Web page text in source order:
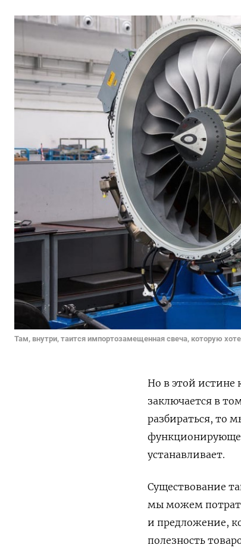
Там, внутри, таится импортозамещенная свеча, которую
Но в этой истине
заключается в
разбираться, то
устанавливает.
Существование
мы можем
и предложение,
полезность